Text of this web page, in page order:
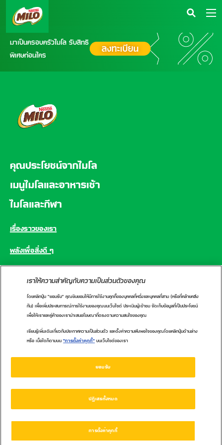
มาเป็นครอบครัวไมโล รับสิทธิ
พิเศษก่อนใคร
ลงทะเบียน
คุณประโยชน์จากไมโล
เมนูไมโลและอาหารเช้า
ไมโลและกีฬา
เรื่องราวของเรา
พลังเพื่อสิ่งดี ๆ
CONNECT WITH US
ศูนย์ข้อมูลผู้บริโภคเนสท์เล่
เราให้ความสำคัญกับความเป็นส่วนตัวของคุณ
โดยคลิกปุ่ม "ยอมรับ" คุณยินยอมให้มีการใช้งานคุกกี้ของบุคคลที่หนึ่งและบุคคลที่สาม (หรือที่คล้ายคลึง
กัน) เพื่อเพิ่มประสบการณ์การใช้งานของคุณบนเว็บไซต์ ประเมินผู้เข้าชม จัดเก็บข้อมูลที่เป็นประโยชน์
เพื่อให้เราและคู่ค้าของเรานำเสนอโฆษณาที่ตรงตามความสนใจของคุณ
เรียนรู้เพิ่มเติมเกี่ยวกับประกาศความเป็นส่วนตัว และตั้งค่าความพึงพอใจของคุณโดยคลิกปุ่มด้านล่าง
หรือ เมื่อใดก็ตามบน"การตั้งค่าคุกกี้"บนเว็บไซต์ของเรา
การตั้งค่าคุกกี้
ปฏิเสธทั้งหมด
ยอมรับ